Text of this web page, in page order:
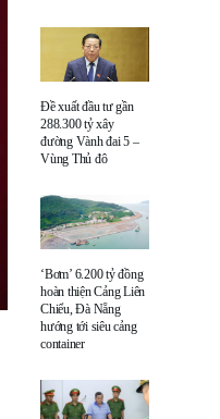
Đề xuất đầu tư gần
288.300 tỷ xây
đường Vành đai 5 –
Vùng Thủ đô
‘Bơm’ 6.200 tỷ đồng
hoàn thiện Cảng Liên
Chiểu, Đà Nẵng
hướng tới siêu cảng
container